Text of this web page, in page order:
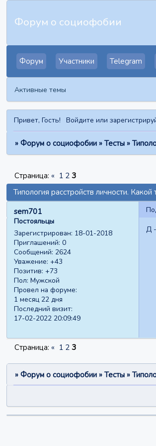
Форум о социофобии
Форум Участники Telegram
Активные темы
Привет, Гость! Войдите или
» Форум о социофобии » Тесты »
Типология расстройств личности. Какой
Страница: « 1 2 3
sem701
Постояльцы
Зарегистрирован: 18-01-2018
Приглашений: 0
Сообщений: 2624
Уважение: +43
Позитив: +73
Пол: Мужской
Провел на форуме:
1 месяц 22 дня
Последний визит:
17-02-2022 20:09:49
Д
Страница: « 1 2 3
» Форум о социофобии »Тесты »